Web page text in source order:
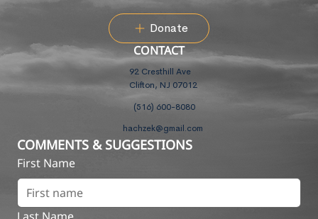
Donate
CONTACT
92 Cresthill Ave
Clifton, NJ 07012
(516) 600-8080
hachzek@gmail.com
COMMENTS & SUGGESTIONS
First Name